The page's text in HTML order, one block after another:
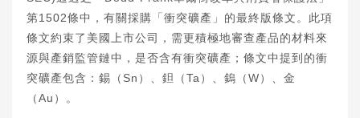
第1502條中，有關採購「衝突礦產」的最終版條文。此項
條文約束了美國上市公司，需更積極地審查產品的材料來
源與產銷監管鏈中，是否含有衝突礦產；條文中提到的衝
突礦產包含：錫（Sn）、鉭（Ta）、鎢（W）、金
（Au）。